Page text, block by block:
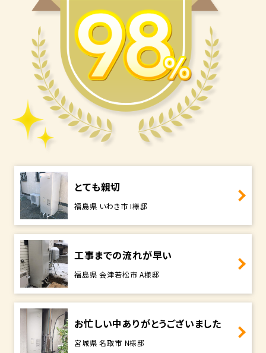
とても親切
福島県 いわき市 I様邸
工事までの流れが早い
福島県 会津若松市 A様邸
お忙しい中ありがとうございました
宮城県 名取市 N様邸